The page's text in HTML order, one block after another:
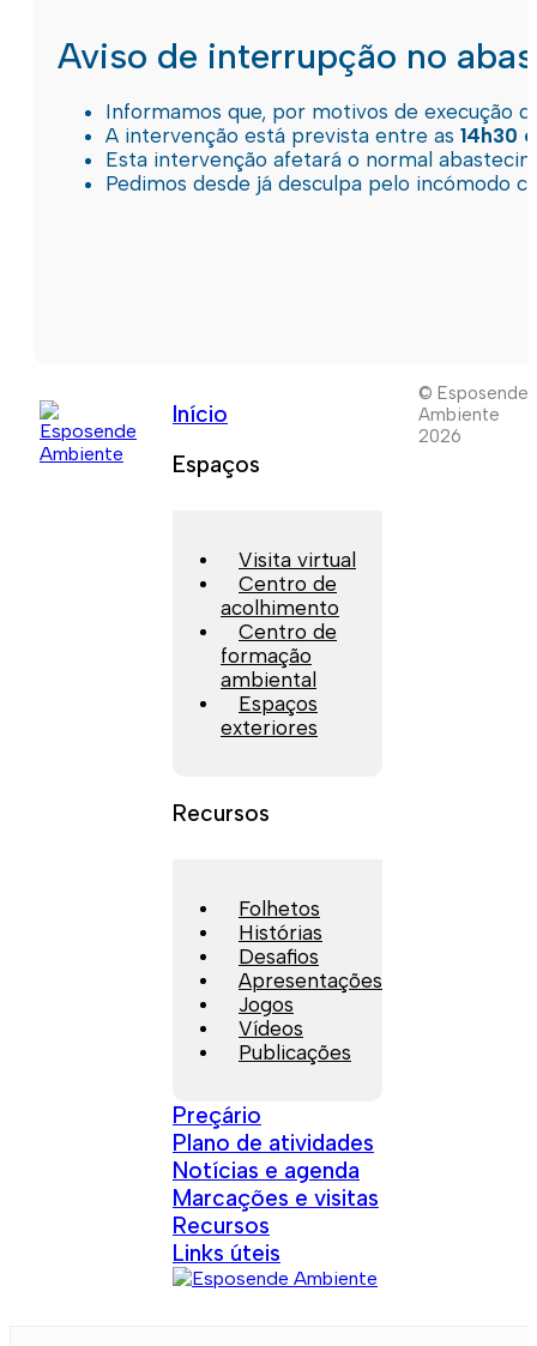
Aviso de interrupção no
Informamos que, por motivos de execução
A intervenção está prevista entre as 14h30
Esta intervenção afetará o normal
Pedimos desde já desculpa pelo incómodo
Início
Espaços
Visita virtual
Centro de
acolhimento
Centro de
formação
ambiental
Espaços
exteriores
Recursos
Folhetos
Histórias
Desafios
Apresentações
Jogos
Vídeos
Publicações
Preçário
Plano de atividades
Notícias e agenda
Marcações e visitas
Recursos
Links úteis
© Esposende
Ambiente
2026